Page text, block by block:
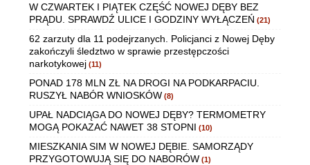
W CZWARTEK I PIĄTEK CZĘŚĆ NOWEJ DĘBY BEZ
PRĄDU. SPRAWDŹ ULICE I GODZINY WYŁĄCZEŃ (21)
62 zarzuty dla 11 podejrzanych. Policjanci z Nowej Dęby
zakończyli śledztwo w sprawie przestępczości
narkotykowej (11)
PONAD 178 MLN ZŁ NA DROGI NA PODKARPACIU.
RUSZYŁ NABÓR WNIOSKÓW (8)
UPAŁ NADCIĄGA DO NOWEJ DĘBY? TERMOMETRY
MOGĄ POKAZAĆ NAWET 38 STOPNI (10)
MIESZKANIA SIM W NOWEJ DĘBIE. SAMORZĄDY
PRZYGOTOWUJĄ SIĘ DO NABORÓW (1)